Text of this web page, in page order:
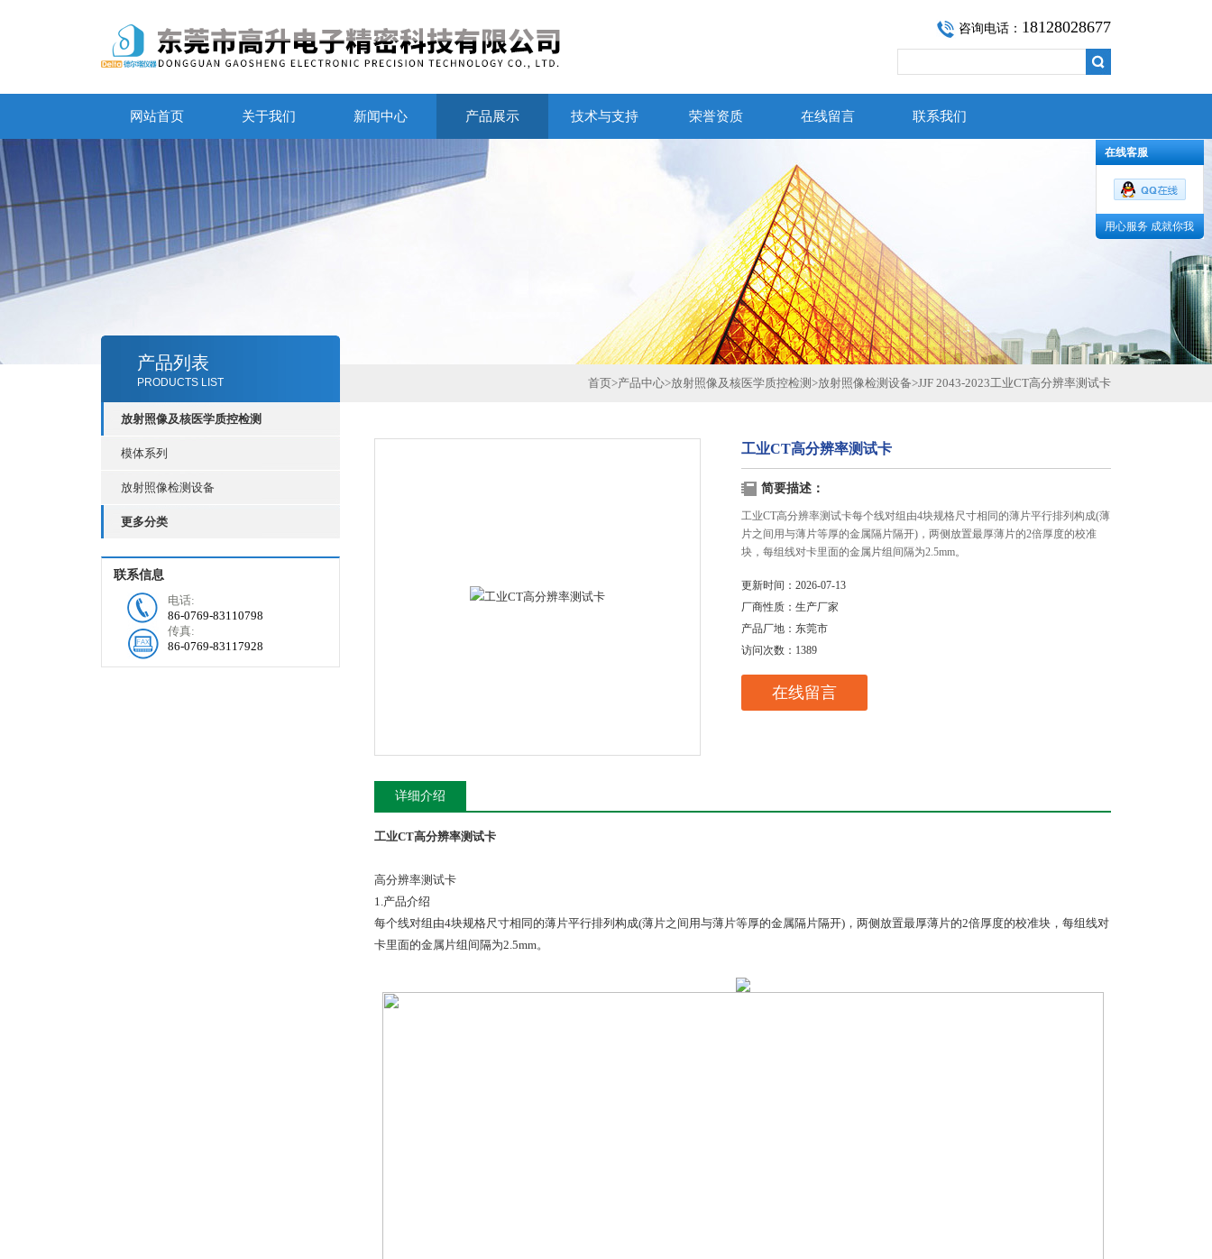
咨询电话： 18128028677
网站首页 关于我们 新闻中心 产品展示 技术与支持 荣誉资质 在线留言 联系我们
产品列表
PRODUCTS LIST
放射照像及核医学质控检测
模体系列
放射照像检测设备
更多分类
联系信息
电话:
86-0769-83110798
传真:
86-0769-83117928
首页>产品中心>放射照像及核医学质控检测 >放射照像检测设备>JJF 2043-2023工业CT高分辨率测试卡
工业CT高分辨率测试卡
简要描述：
工业CT高分辨率测试卡每个线对组由4块规格尺寸相同的薄片平行排列构成(薄
片之间用与薄片等厚的金属隔片隔开)，两侧放置最厚薄片的2倍厚度的校准
块，每组线对卡里面的金属片组间隔为2.5mm。
更新时间： 2026-07-13
厂商性质： 生产厂家
产品厂地： 东莞市
访问次数： 1389
在线留言
详细介绍
工业CT高分辨率测试卡
高分辨率测试卡
1.产品介绍
每个线对组由4块规格尺寸相同的薄片平行排列构成(薄片之间用与薄片等厚的金属隔片隔开)，两侧放置最厚薄片的2倍厚度的校准块，每组线对
卡里面的金属片组间隔为2.5mm。
在线客服
用心服务 成就你我